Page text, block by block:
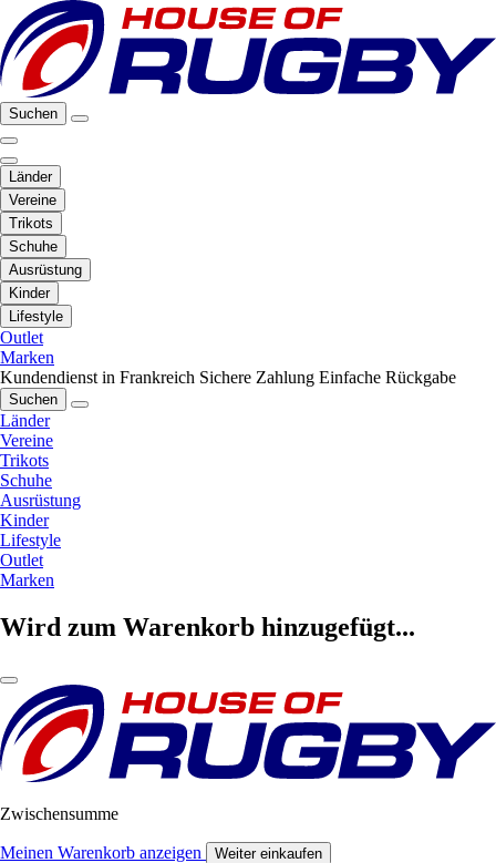
Suchen
Länder
Vereine
Trikots
Schuhe
Ausrüstung
Kinder
Lifestyle
Outlet
Marken
Kundendienst in Frankreich Sichere Zahlung Einfache Rückgabe
Suchen
Länder
Vereine
Trikots
Schuhe
Ausrüstung
Kinder
Lifestyle
Outlet
Marken
Wird zum Warenkorb hinzugefügt...
Zwischensumme
Meinen Warenkorb anzeigen Weiter einkaufen